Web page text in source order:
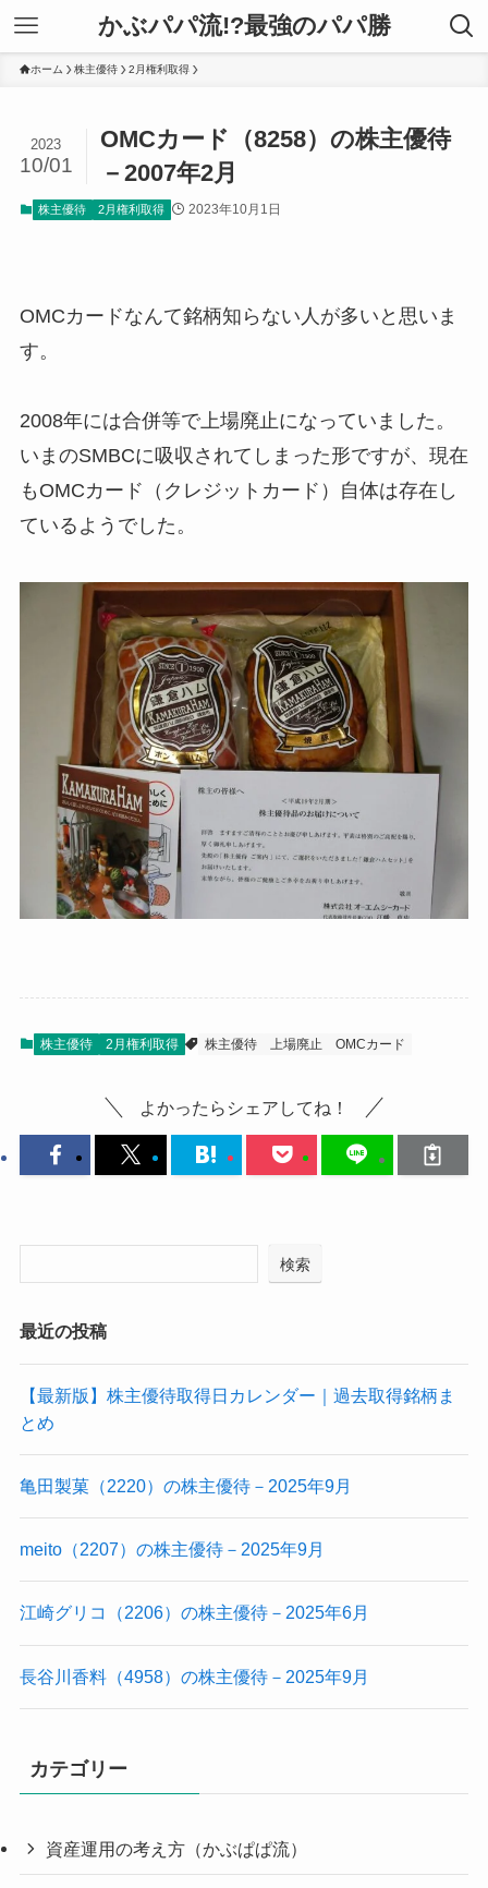
かぶパパ流!?最強のパパ勝
ホーム 株主優待 2月権利取得
OMCカード（8258）の株主優待
－2007年2月
2023
10/01
株主優待 2月権利取得 2023年10月1日
OMCカードなんて銘柄知らない人が多いと思いま
す。
2008年には合併等で上場廃止になっていました。
いまのSMBCに吸収されてしまった形ですが、現在
もOMCカード（クレジットカード）自体は存在し
ているようでした。
株主優待 2月権利取得 株主優待 上場廃止 OMCカード
よかったらシェアしてね！
検索
最近の投稿
【最新版】株主優待取得日カレンダー｜過去取得銘柄ま
とめ
亀田製菓（2220）の株主優待－2025年9月
meito（2207）の株主優待－2025年9月
江崎グリコ（2206）の株主優待－2025年6月
長谷川香料（4958）の株主優待－2025年9月
カテゴリー
資産運用の考え方（かぶぱぱ流）